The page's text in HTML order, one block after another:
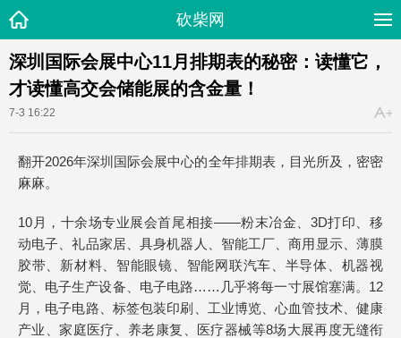
砍柴网
深圳国际会展中心11月排期表的秘密：读懂它，
才读懂高交会储能展的含金量！
7-3 16:22
翻开2026年深圳国际会展中心的全年排期表，目光所及，密密
麻麻。
10月，十余场专业展会首尾相接——粉末冶金、3D打印、移
动电子、礼品家居、具身机器人、智能工厂、商用显示、薄膜
胶带、新材料、智能眼镜、智能网联汽车、半导体、机器视
觉、电子生产设备、电子电路……几乎将每一寸展馆塞满。12
月，电子电路、标签包装印刷、工业博览、心血管技术、健康
产业、家庭医疗、养老康复、医疗器械等8场大展再度无缝衔